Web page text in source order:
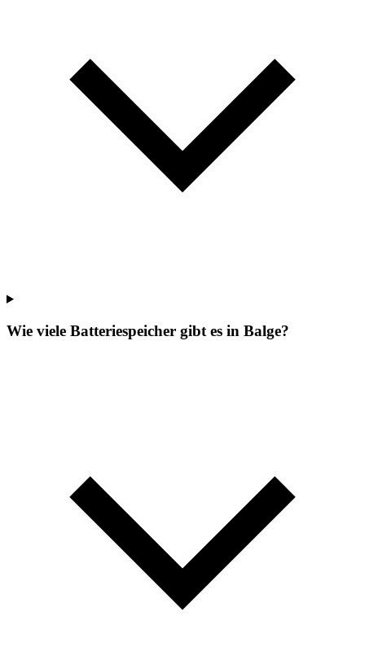
Wie viele Batteriespeicher gibt es in Balge?